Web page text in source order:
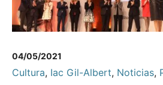
04/05/2021
Cultura, Iac Gil-Albert, Noticias,